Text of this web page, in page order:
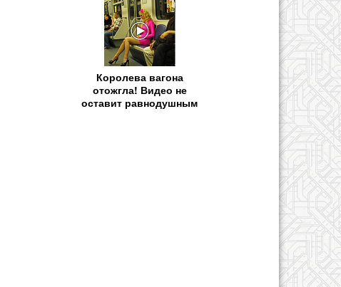
Королева вагона
отожгла! Видео не
оставит равнодушным